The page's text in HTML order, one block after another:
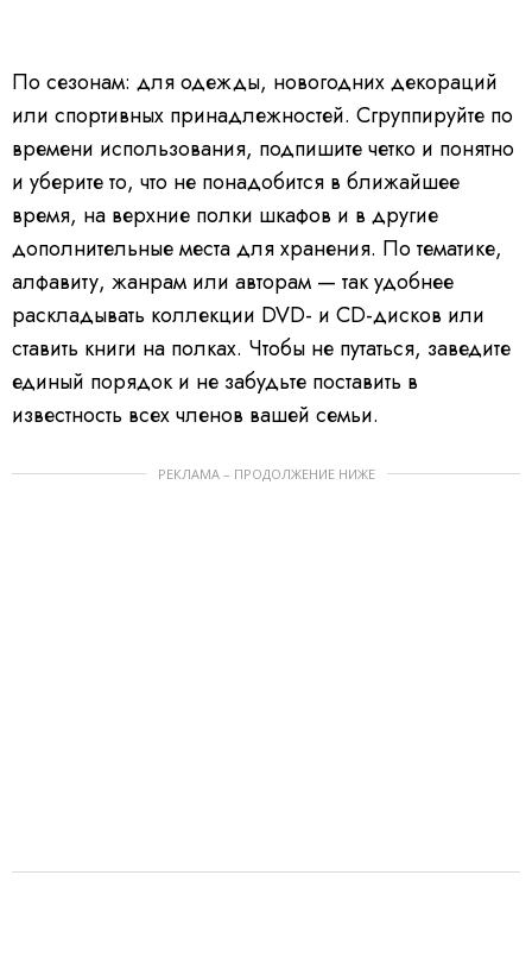
По сезонам: для одежды, новогодних декораций
или спортивных принадлежностей. Сгруппируйте по
времени использования, подпишите четко и понятно
и уберите то, что не понадобится в ближайшее
время, на верхние полки шкафов и в другие
дополнительные места для хранения. По тематике,
алфавиту, жанрам или авторам — так удобнее
раскладывать коллекции DVD- и СD-дисков или
ставить книги на полках. Чтобы не путаться, заведите
единый порядок и не забудьте поставить в
известность всех членов вашей семьи.
РЕКЛАМА – ПРОДОЛЖЕНИЕ НИЖЕ